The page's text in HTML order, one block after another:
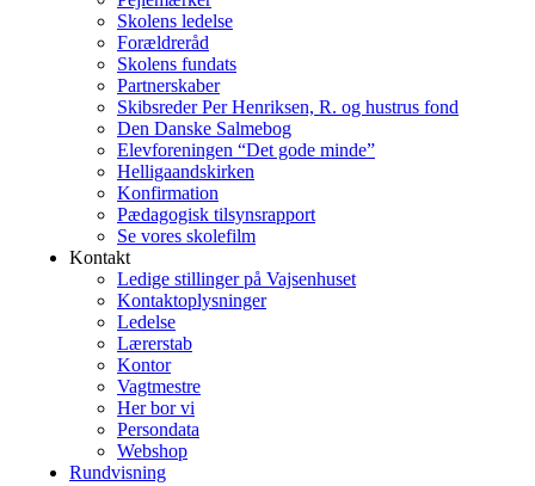
Skolens ledelse
Forældreråd
Skolens fundats
Partnerskaber
Skibsreder Per Henriksen, R. og hustrus fond
Den Danske Salmebog
Elevforeningen “Det gode minde”
Helligaandskirken
Konfirmation
Pædagogisk tilsynsrapport
Se vores skolefilm
Kontakt
Ledige stillinger på Vajsenhuset
Kontaktoplysninger
Ledelse
Lærerstab
Kontor
Vagtmestre
Her bor vi
Persondata
Webshop
Rundvisning